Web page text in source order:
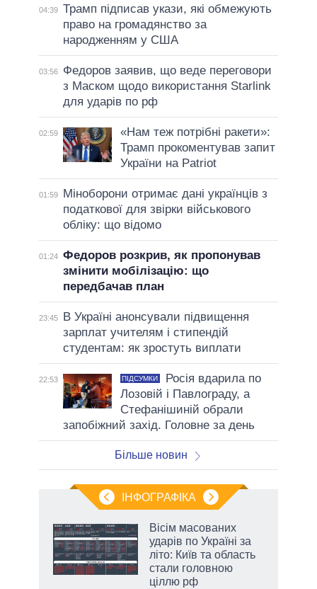
04:39 Трамп підписав укази, які обмежують
право на громадянство за
народженням у США
03:56
Федоров заявив, що веде переговори
з Маском щодо використання Starlink
для ударів по рф
02:59
«Нам теж потрібні ракети»:
Трамп прокоментував запит
України на Patriot
01:59
Міноборони отримає дані українців з
податкової для звірки військового
обліку: що відомо
01:24 Федоров розкрив, як пропонував
змінити мобілізацію: що
передбачав план
23:45
В Україні анонсували підвищення
зарплат учителям і стипендій
студентам: як зростуть виплати
22:53 ПІДСУМКИ
Росія вдарила по
Лозовій і Павлограду, а
Стефанішиній обрали
запобіжний захід. Головне за день
Більше новин
ІНФОГРАФІКА
Вісім масованих
ударів по Україні за
літо: Київ та область
стали головною
ціллю рф